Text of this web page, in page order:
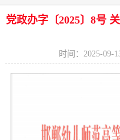
党政办字〔2025〕8号
时间：2025-09-